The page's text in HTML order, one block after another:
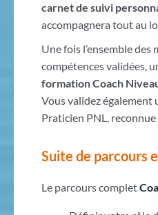
carnet de suivi
accompagnera tout au
Une fois l’ensemble
compétences validées,
formation Coach
Vous validez également
Praticien PNL,
Suite de parcours
Le parcours complet